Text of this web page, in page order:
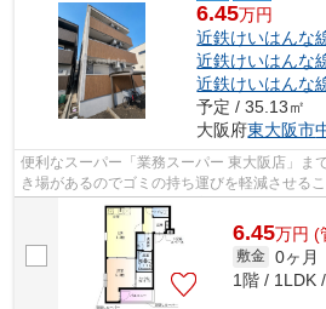
6.45万円
近鉄けいはんな
近鉄けいはんな
近鉄けいはんな
予定 / 35.13㎡
大阪府東大阪市
便利なスーパー「業務スーパー 東大阪店」ま
き場があるのでゴミの持ち運びを軽減させる
る場所にあるので利便性が高いです。こ...
6.45万円 (
敷金 0ヶ月
1階 / 1LDK